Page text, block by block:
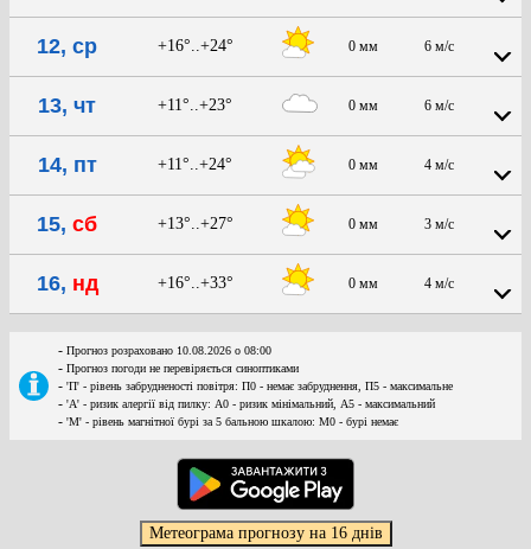
12, ср +16°..+24° 0 мм 6 м/с
13, чт +11°..+23° 0 мм 6 м/с
14, пт +11°..+24° 0 мм 4 м/с
15, сб +13°..+27° 0 мм 3 м/с
16, нд +16°..+33° 0 мм 4 м/с
- Прогноз розраховано 10.08.2026 о 08:00
- Прогноз погоди не перевіряється синоптиками
- 'П' - рівень забрудненості повітря: П0 - немає забруднення, П5 - максимальне
- 'А' - ризик алергії від пилку: А0 - ризик мінімальний, А5 - максимальний
- 'М' - рівень магнітної бурі за 5 бальною шкалою: M0 - бурі немає